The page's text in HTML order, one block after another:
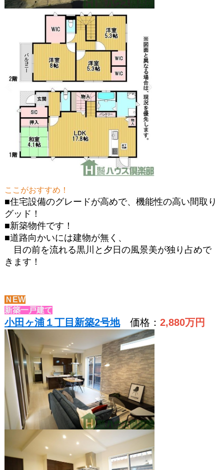
ここがおすすめ！
■住宅設備のグレードが高めで、機能性の高い間取り
グッド！
■新築物件です！
■道路向かいには建物が無く、
目の前を流れる黒川と夕日の風景美が独り占めで
きます！
ＮEW
新築一戸建て
小田ヶ浦１丁目新築2号地価格： 2,880万円